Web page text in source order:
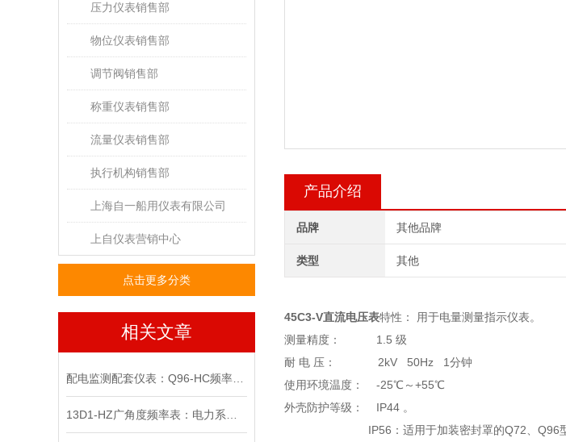
压力仪表销售部
物位仪表销售部
调节阀销售部
称重仪表销售部
流量仪表销售部
执行机构销售部
上海自一船用仪表有限公司
上自仪表营销中心
点击更多分类
相关文章
产品介绍
品牌 其他品牌
类型 其他
45C3-V直流电压表特性： 用于电量测量指示仪表。
测量精度： 1.5 级
耐 电 压： 2kV 50Hz 1分钟
使用环境温度： -25℃～+55℃
外壳防护等级： IP44 。
IP56：适用于加装密封罩的Q72、Q96型